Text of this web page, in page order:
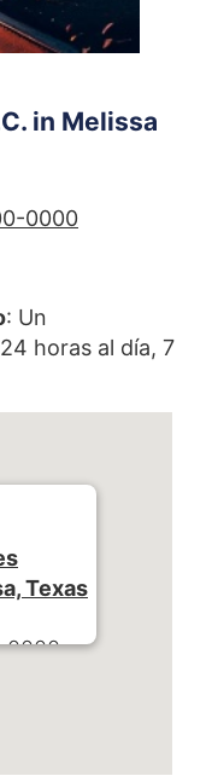
in Melissa
0000
: Un
horas al día, 7
Texas
0000